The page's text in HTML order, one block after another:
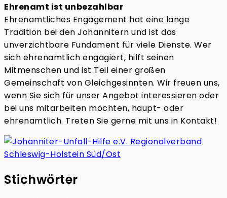
Ehrenamt ist unbezahlbar
Ehrenamtliches Engagement hat eine lange
Tradition bei den Johannitern und ist das
unverzichtbare Fundament für viele Dienste. Wer
sich ehrenamtlich engagiert, hilft seinen
Mitmenschen und ist Teil einer großen
Gemeinschaft von Gleichgesinnten. Wir freuen uns,
wenn Sie sich für unser Angebot interessieren oder
bei uns mitarbeiten möchten, haupt- oder
ehrenamtlich. Treten Sie gerne mit uns in Kontakt!
Stichwörter